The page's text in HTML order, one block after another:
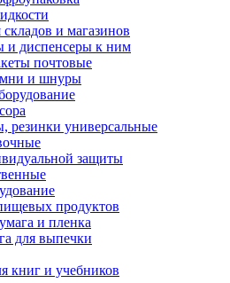
и магазинов
и диспенсеры к ним
почтовые
и шнуры
резинки универсальные
защиты
продуктов
и пленка
для выпечки
книг и учебников